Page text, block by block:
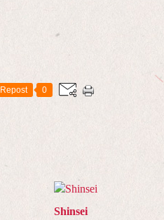
Repost 0
Shinsei